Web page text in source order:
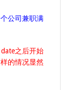
公司兼职满
之后开始
的情况显然